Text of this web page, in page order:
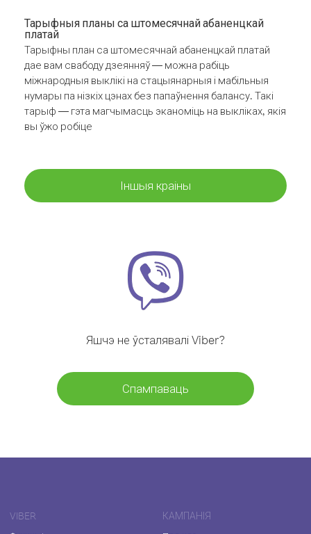
Тарыфныя планы са штомесячнай абаненцкай
платай
Тарыфны план са штомесячнай абаненцкай платай
дае вам свабоду дзеянняў — можна рабіць
міжнародныя выклікі на стацыянарныя і мабільныя
нумары па нізкіх цэнах без папаўнення балансу. Такі
тарыф — гэта магчымасць эканоміць на выкліках, якія
вы ўжо робіце
Іншыя краіны
Яшчэ не ўсталявалі Viber?
Спампаваць
VIBER КАМПАНІЯ